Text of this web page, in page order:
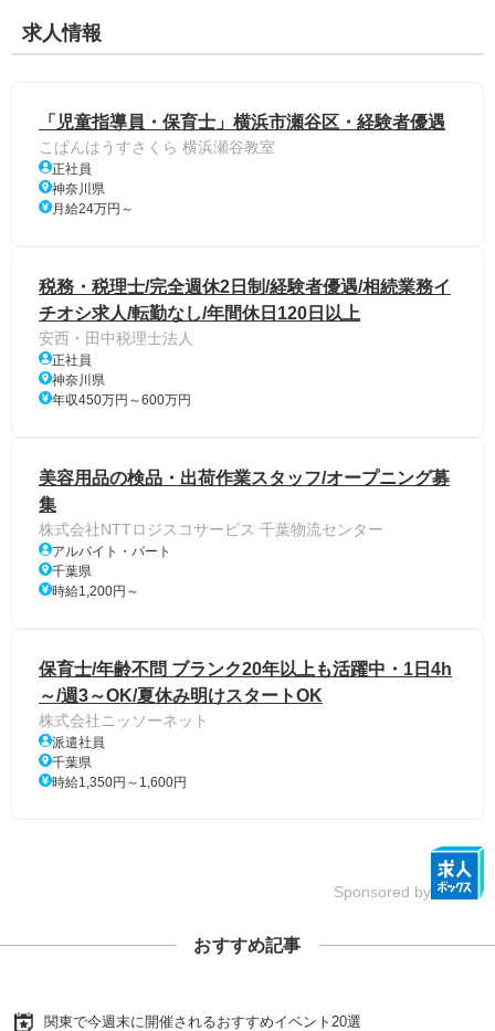
求人情報
「児童指導員・保育士」横浜市瀬谷区・経験者優遇
こぱんはうすさくら 横浜瀬谷教室
正社員
神奈川県
月給24万円～
税務・税理士/完全週休2日制/経験者優遇/相続業務イ
チオシ求人/転勤なし/年間休日120日以上
安西・田中税理士法人
正社員
神奈川県
年収450万円～600万円
美容用品の検品・出荷作業スタッフ/オープニング募
集
株式会社NTTロジスコサービス 千葉物流センター
アルバイト・パート
千葉県
時給1,200円～
保育士/年齢不問 ブランク20年以上も活躍中・1日4h
～/週3～OK/夏休み明けスタートOK
株式会社ニッソーネット
派遣社員
千葉県
時給1,350円～1,600円
Sponsored by
おすすめ記事
関東で今週末に開催されるおすすめイベント20選